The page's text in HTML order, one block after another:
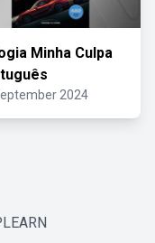
Minha Culpa
2024